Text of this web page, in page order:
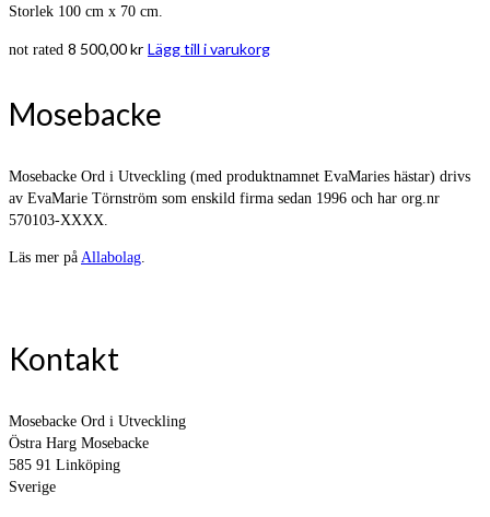
Storlek 100 cm x 70 cm.
not rated 8 500,00kr Lägg till i varukorg
Mosebacke
Mosebacke Ord i Utveckling (med produktnamnet EvaMaries hästar) drivs
av EvaMarie Törnström som enskild firma sedan 1996 och har org.nr
570103-XXXX.
Läs mer på Allabolag
Kontakt
Mosebacke Ord i Utveckling
Östra Harg Mosebacke
585 91 Linköping
Sverige